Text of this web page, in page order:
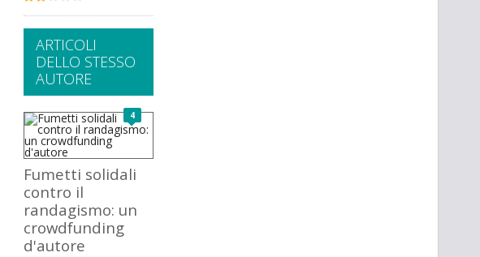
ARTICOLI
DELLO STESSO
AUTORE
4
Fumetti solidali
contro il
randagismo: un
crowdfunding
d'autore